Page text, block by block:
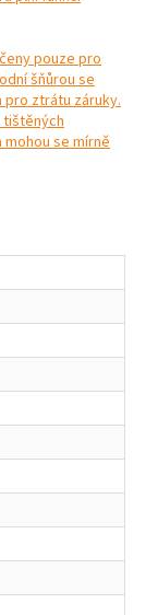
pouze pro
šňůrou se
ztrátu záruky.
tištěných
mohou se mírně